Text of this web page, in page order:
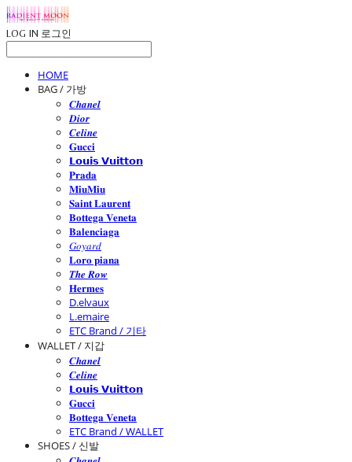
LOG IN 로그인
HOME
BAG / 가방
𝑪𝒉𝒂𝒏𝒆𝒍
𝑫𝒊𝒐𝒓
𝑪𝒆𝒍𝒊𝒏𝒆
𝐆𝐮𝐜𝐜𝐢
𝗟𝗼𝘂𝗶𝘀 𝗩𝘂𝗶𝘁𝘁𝗼𝗻
𝐏𝐫𝐚𝐝𝐚
𝐌𝐢𝐮𝐌𝐢𝐮
𝐒𝐚𝐢𝐧𝐭 𝐋𝐚𝐮𝐫𝐞𝐧𝐭
𝐁𝐨𝐭𝐭𝐞𝐠𝐚 𝐕𝐞𝐧𝐞𝐭𝐚
𝐁𝐚𝐥𝐞𝐧𝐜𝐢𝐚𝐠𝐚
𝐺𝑜𝑦𝑎𝑟𝑑
𝐋𝐨𝐫𝐨 𝐩𝐢𝐚𝐧𝐚
𝑻𝒉𝒆 𝑹𝒐𝒘
𝐇𝐞𝐫𝐦𝐞𝐬
D.elvaux
L.emaire
ETC Brand / 기타
WALLET / 지갑
𝑪𝒉𝒂𝒏𝒆𝒍
𝑪𝒆𝒍𝒊𝒏𝒆
𝗟𝗼𝘂𝗶𝘀 𝗩𝘂𝗶𝘁𝘁𝗼𝗻
𝐆𝐮𝐜𝐜𝐢
𝐁𝐨𝐭𝐭𝐞𝐠𝐚 𝐕𝐞𝐧𝐞𝐭𝐚
ETC Brand / WALLET
SHOES / 신발